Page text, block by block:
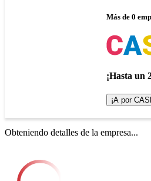
Más de 0
¡Hasta un
¡A por
Obteniendo detalles de la empresa...